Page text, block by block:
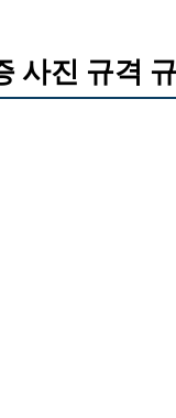
사진 규격